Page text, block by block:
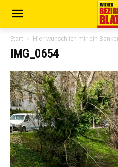
Start Hier wünsch ich mir ein
IMG_0654